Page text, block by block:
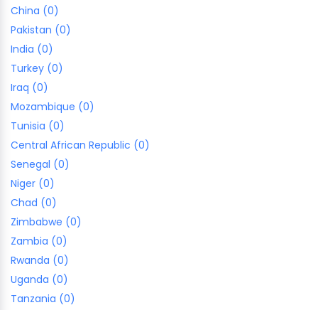
China (0)
Pakistan (0)
India (0)
Turkey (0)
Iraq (0)
Mozambique (0)
Tunisia (0)
Central African Republic (0)
Senegal (0)
Niger (0)
Chad (0)
Zimbabwe (0)
Zambia (0)
Rwanda (0)
Uganda (0)
Tanzania (0)